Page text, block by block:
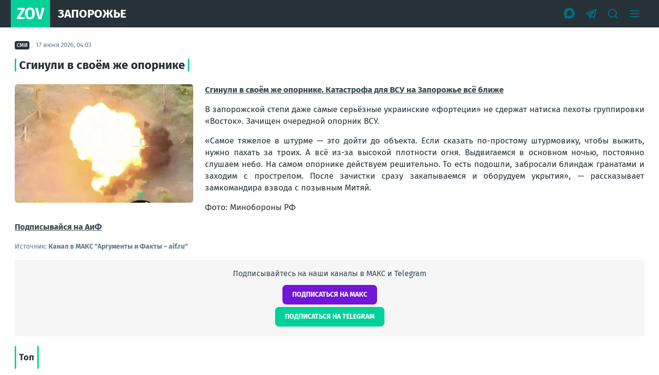
ZOV ЗАПОРОЖЬЕ
СМИ 17 июня 2026, 04:03
Сгинули в своём же опорнике
Сгинули в своём же опорнике. Катастрофа для ВСУ на Запорожье всё ближе
В запорожской степи даже самые серьёзные украинские «фортеции» не сдержат натиска пехоты группировки
«Восток». Зачищен очередной опорник ВСУ.
«Самое тяжелое в штурме — это дойти до объекта. Если сказать по-простому штурмовику, чтобы выжить,
нужно пахать за троих. А всё из-за высокой плотности огня. Выдвигаемся в основном ночью, постоянно
слушаем небо. На самом опорнике действуем решительно. То есть подошли, забросали блиндаж гранатами и
заходим с прострелом. После зачистки сразу закапываемся и оборудуем укрытия», — рассказывает
замкомандира взвода с позывным Митяй.
Фото: Минобороны РФ
Подписывайся на АиФ
Источник: Канал в МАКС "Аргументы и Факты – aif.ru"
Подписывайтесь на наши каналы в МАКС и Telegram
ПОДПИСАТЬСЯ НА МАКС
ПОДПИСАТЬСЯ НА TELEGRAM
Топ